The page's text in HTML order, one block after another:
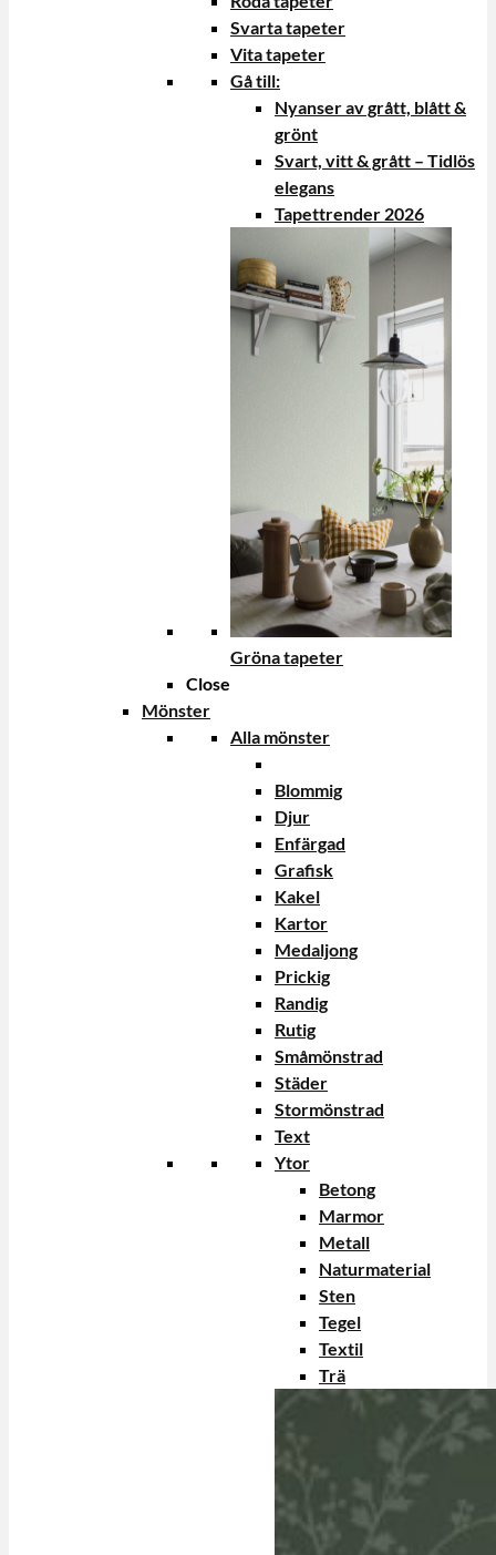
Svarta tapeter
Vita tapeter
Gå till:
Nyanser av grått, blått &
grönt
Svart, vitt & grått – Tidlös
elegans
Tapettrender 2026
Gröna tapeter
Close
Mönster
Alla mönster
Blommig
Djur
Enfärgad
Grafisk
Kakel
Kartor
Medaljong
Prickig
Randig
Rutig
Småmönstrad
Städer
Stormönstrad
Text
Ytor
Betong
Marmor
Metall
Naturmaterial
Sten
Tegel
Textil
Trä